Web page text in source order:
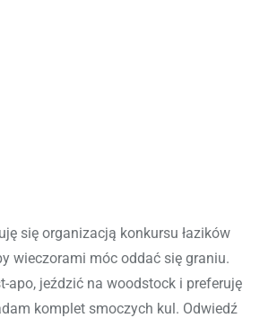
się organizacją konkursu łazików
wieczorami móc oddać się graniu.
apo, jeździć na woodstock i preferuję
komplet smoczych kul. Odwiedź